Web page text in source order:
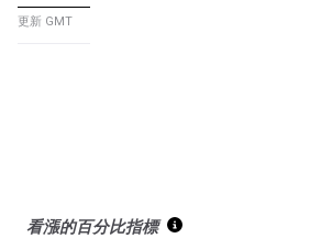
更新 GMT
看漲的百分比指標